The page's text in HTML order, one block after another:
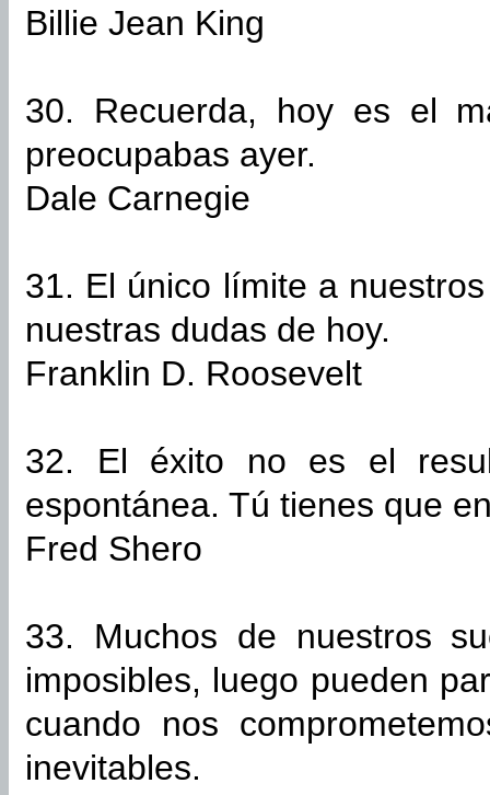
Billie Jean King
30. Recuerda, hoy es el
preocupabas ayer.
Dale Carnegie
31. El único límite a
nuestras dudas de hoy.
Franklin D. Roosevelt
32. El éxito no es el
espontánea. Tú tienes que
Fred Shero
33. Muchos de nuestros
imposibles, luego pueden
cuando nos
inevitables.